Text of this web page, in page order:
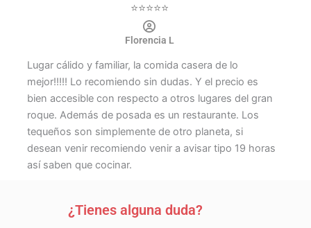
⭐⭐⭐⭐⭐
Florencia L
Lugar cálido y familiar, la comida casera de lo
mejor!!!!! Lo recomiendo sin dudas. Y el precio es
bien accesible con respecto a otros lugares del gran
roque. Además de posada es un restaurante. Los
tequeños son simplemente de otro planeta, si
desean venir recomiendo venir a avisar tipo 19 horas
así saben que cocinar.
¿Tienes alguna duda?